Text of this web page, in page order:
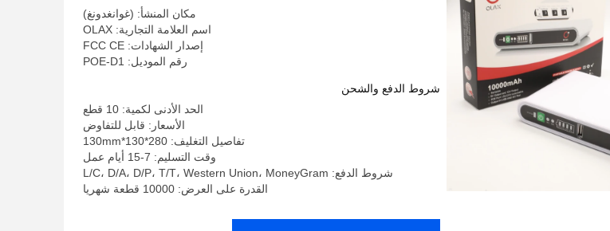
مكان المنشأ: (غوانغدونغ)
اسم العلامة التجارية: OLAX
إصدار الشهادات: FCC CE
رقم الموديل: POE-D1
شروط الدفع والشحن
الحد الأدنى لكمية: 10 قطع
الأسعار: قابل للتفاوض
تفاصيل التغليف: 280*130*130mm
وقت التسليم: 7-15 أيام عمل
شروط الدفع: L/C، D/A، D/P، T/T، Western Union، MoneyGram
القدرة على العرض: 10000 قطعة شهريا